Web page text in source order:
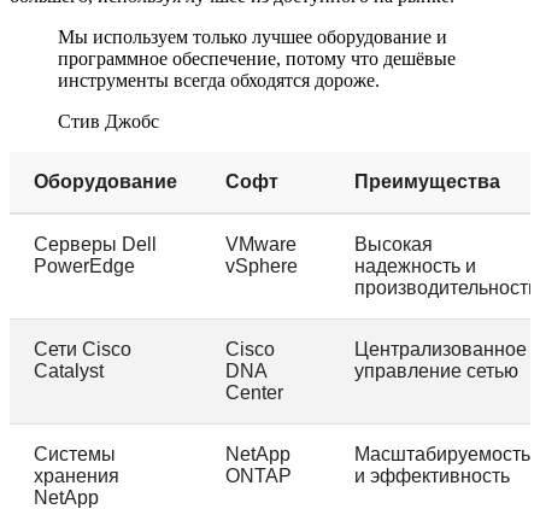
Мы используем только лучшее оборудование и
программное обеспечение, потому что дешёвые
инструменты всегда обходятся дороже.
Стив Джобс
Оборудование Софт Преимущества
Серверы Dell
PowerEdge
VMware
vSphere
Высокая
надежность и
производительность
Сети Cisco
Catalyst
Cisco
DNA
Center
Централизованное
управление сетью
Системы
хранения
NetApp
NetApp
ONTAP
Масштабируемость
и эффективность